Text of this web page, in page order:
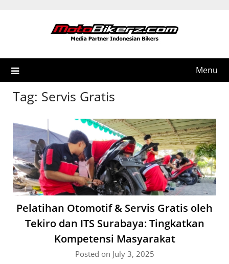
Menu
Tag: Servis Gratis
Pelatihan Otomotif & Servis Gratis oleh
Tekiro dan ITS Surabaya: Tingkatkan
Kompetensi Masyarakat
Posted on July 3, 2025